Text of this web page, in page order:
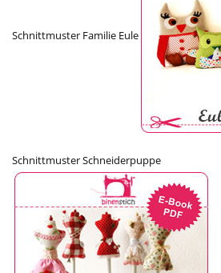
Schnittmuster Familie Eule
Schnittmuster Schneiderpuppe